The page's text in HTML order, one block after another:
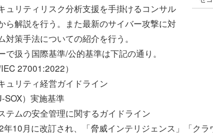
ュリティリスク分析支援を手掛けるコンサル
ら解説を行う。また最新のサイバー攻撃に対
対策手法についての紹介を行う。
扱う国際基準/公的基準は下記の通り。
27001:2022）
ュリティ経営ガイドライン
SOX）実施基準
テムの安全管理に関するガイドライン
10月に改訂され、「脅威インテリジェンス」「ク